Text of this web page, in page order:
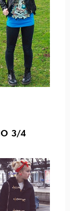
3/4